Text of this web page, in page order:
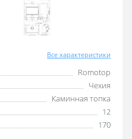
Все характеристики
Romotop
Чехия
Каминная топка
12
170